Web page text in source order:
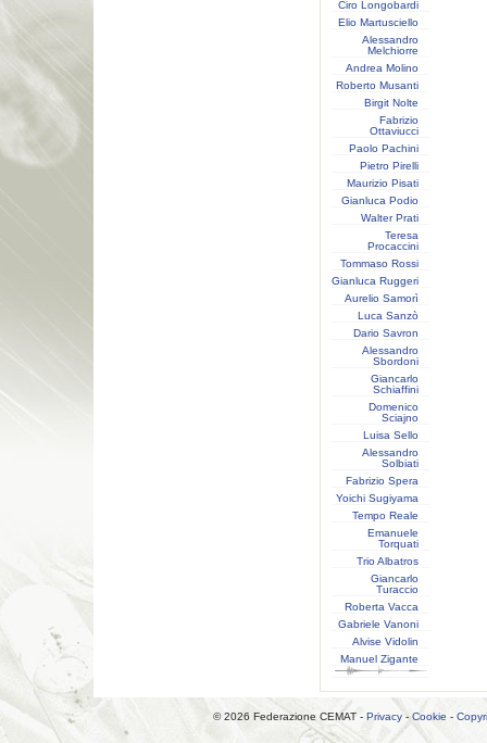
Ciro Longobardi
Elio Martusciello
Alessandro
Melchiorre
Andrea Molino
Roberto Musanti
Birgit Nolte
Fabrizio
Ottaviucci
Paolo Pachini
Pietro Pirelli
Maurizio Pisati
Gianluca Podio
Walter Prati
Teresa
Procaccini
Tommaso Rossi
Gianluca Ruggeri
Aurelio Samorì
Luca Sanzò
Dario Savron
Alessandro
Sbordoni
Giancarlo
Schiaffini
Domenico
Sciajno
Luisa Sello
Alessandro
Solbiati
Fabrizio Spera
Yoichi Sugiyama
Tempo Reale
Emanuele
Torquati
Trio Albatros
Giancarlo
Turaccio
Roberta Vacca
Gabriele Vanoni
Alvise Vidolin
Manuel Zigante
© 2026 Federazione CEMAT - Privacy- Cookie -